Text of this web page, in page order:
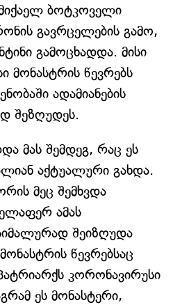
ბოტკოველი
გავრცელების გამო,
გამოცხადდა. მისი
მონასტრის წევრებს
ადამიანების
შეზღუდეს.
მას შემდეგ, რაც ეს
აქტუალური გახდა.
მეც შემხვდა
ამას
შეიზღუდა
წევრებსაც
კორონავირუსი
ეს მონასტერი,